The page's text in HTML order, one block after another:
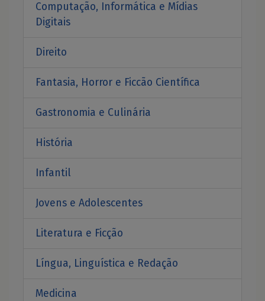
Computação, Informática e Mídias
Digitais
Direito
Fantasia, Horror e Ficcão Científica
Gastronomia e Culinária
História
Infantil
Jovens e Adolescentes
Literatura e Ficção
Língua, Linguística e Redação
Medicina